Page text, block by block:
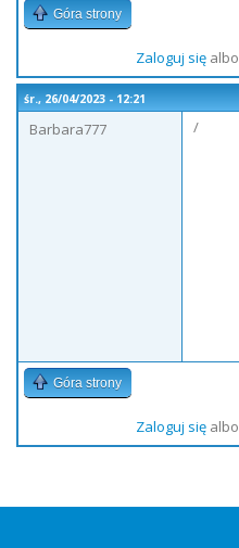
Góra strony
Zaloguj sięalbo
śr., 26/04/2023 - 12:21
Barbara777
/
Góra strony
Zaloguj sięalbo